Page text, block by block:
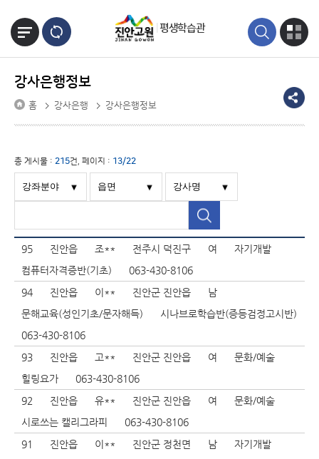
평생학습관
강사은행정보
홈 강사은행 강사은행정보
총 게시물 : 215건, 페이지 : 13/22
95 진안읍 조** 전주시 덕진구 여
자기개발
컴퓨터자격증반(기초)
063-430-8106
94
진안읍 이** 진안군 진안읍
남
문해교육(성인기초/문자해득)
시나브로학습반(증등검정고시반)
063-430-8106
93
진안읍 고** 진안군 진안읍 여
문화/예술
힐링요가
063-430-8106
92
진안읍 유** 진안군 진안읍 여
문화/예술
시로쓰는 캘리그라피
063-430-8106
91
진안읍 이** 진안군 정천면 남
자기개발